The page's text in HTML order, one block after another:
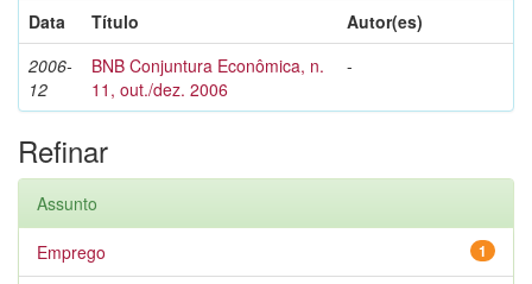
Data
Título
Autor(es)
2006-
12
BNB Conjuntura Econômica, n.
11, out./dez. 2006
-
Refinar
Assunto
1
Emprego